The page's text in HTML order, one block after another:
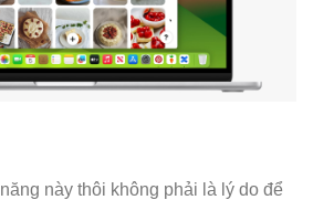
này thôi không phải là lý do để